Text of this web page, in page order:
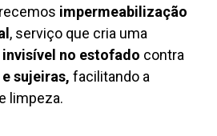
impermeabilização
, serviço que cria uma
no estofado contra
sujeiras, facilitando a
limpeza.